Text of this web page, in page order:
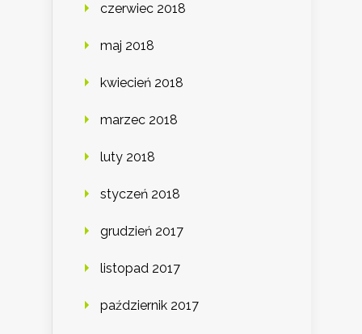
czerwiec 2018
maj 2018
kwiecień 2018
marzec 2018
luty 2018
styczeń 2018
grudzień 2017
listopad 2017
październik 2017